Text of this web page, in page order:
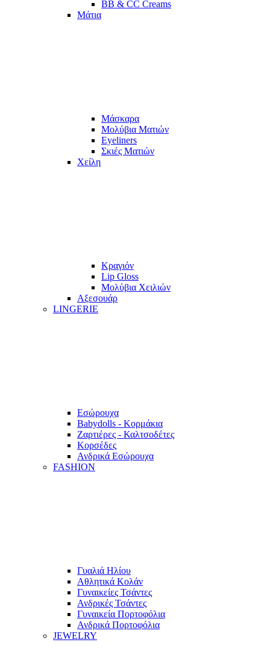
BB & CC Creams
Μάτια
Μάσκαρα
Μολύβια Ματιών
Eyeliners
Σκιές Ματιών
Χείλη
Κραγιόν
Lip Gloss
Μολύβια Χειλιών
Αξεσουάρ
LINGERIE
Εσώρουχα
Babydolls - Κορμάκια
Ζαρτιέρες - Καλτσοδέτες
Κορσέδες
Ανδρικά Εσώρουχα
FASHION
Γυαλιά Ηλίου
Αθλητικά Κολάν
Γυναικείες Τσάντες
Ανδρικές Τσάντες
Γυναικεία Πορτοφόλια
Ανδρικά Πορτοφόλια
JEWELRY